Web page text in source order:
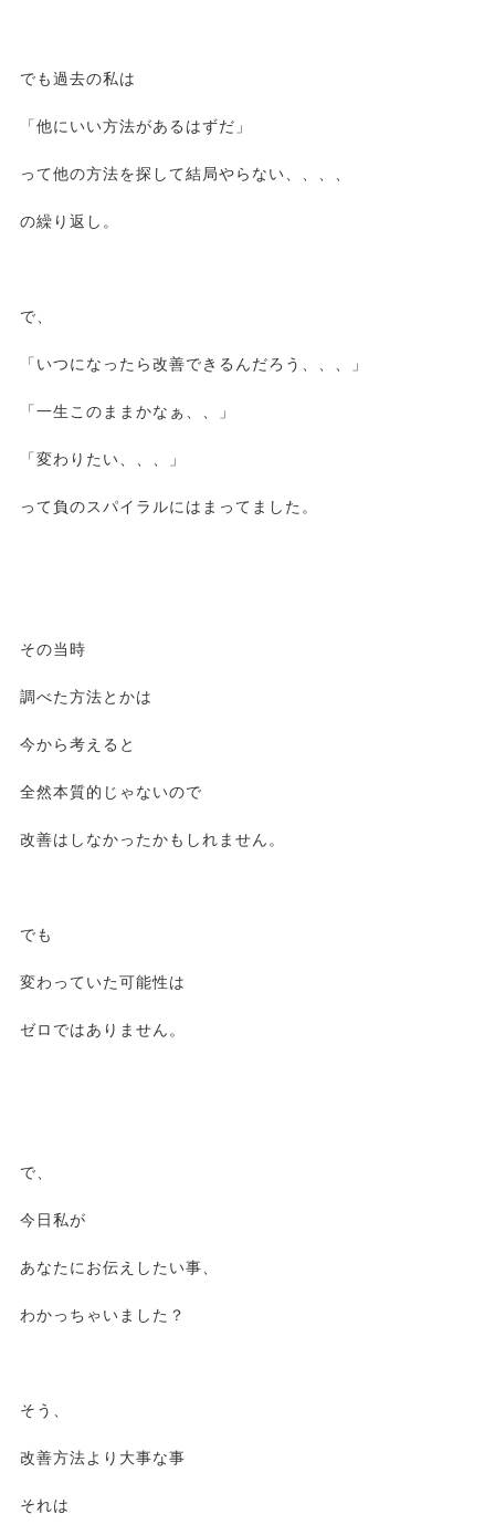
でも過去の私は
「他にいい方法があるはずだ」
って他の方法を探して結局やらない、、、、
の繰り返し。
で、
「いつになったら改善できるんだろう、、、」
「一生このままかなぁ、、」
「変わりたい、、、」
って負のスパイラルにはまってました。
その当時
調べた方法とかは
今から考えると
全然本質的じゃないので
改善はしなかったかもしれません。
でも
変わっていた可能性は
ゼロではありません。
で、
今日私が
あなたにお伝えしたい事、
わかっちゃいました？
そう、
改善方法より大事な事
それは